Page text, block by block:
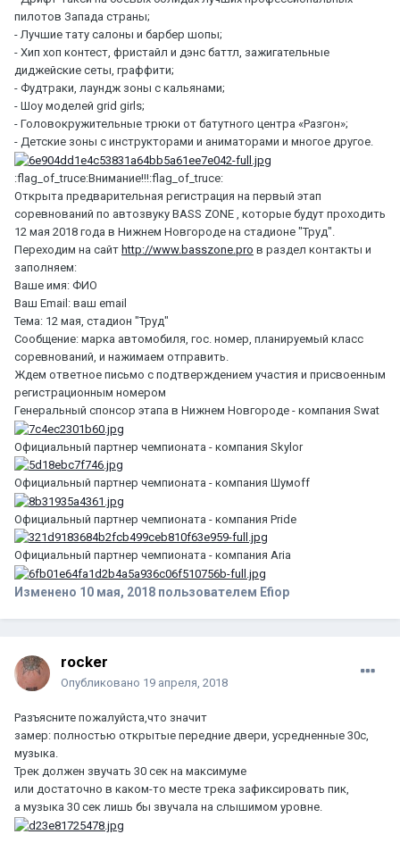
пилотов Запада страны;
- Лучшие тату салоны и барбер шопы;
- Хип хоп контест, фристайл и дэнс баттл, зажигательные
диджейские сеты, граффити;
- Фудтраки, лаундж зоны с кальянами;
- Шоу моделей grid girls;
- Головокружительные трюки от батутного центра «Разгон»;
- Детские зоны с инструкторами и аниматорами и многое другое.
:flag_of_truce:Внимание!!!:flag_of_truce:
Открыта предварительная регистрация на первый этап
соревнований по автозвуку BASS ZONE , которые будут проходить
12 мая 2018 года в Нижнем Новгороде на стадионе "Труд".
Переходим на сайт http://www.basszone.pro в раздел контакты и
заполняем:
Ваше имя: ФИО
Ваш Email: ваш email
Тема: 12 мая, стадион "Труд"
Сообщение: марка автомобиля, гос. номер, планируемый класс
соревнований, и нажимаем отправить.
Ждем ответное письмо с подтверждением участия и присвоенным
регистрационным номером
Генеральный спонсор этапа в Нижнем Новгороде - компания Swat
Официальный партнер чемпионата - компания Skylor
Официальный партнер чемпионата - компания Шумоff
Официальный партнер чемпионата - компания Pride
Официальный партнер чемпионата - компания Aria
Изменено 10 мая, 2018 пользователем Efiop
rocker
Опубликовано 19 апреля, 2018
Разъясните пожалуйста,что значит
замер: полностью открытые передние двери, усредненные 30с,
музыка.
Трек должен звучать 30 сек на максимуме
или достаточно в каком-то месте трека зафиксировать пик,
а музыка 30 сек лишь бы звучала на слышимом уровне.